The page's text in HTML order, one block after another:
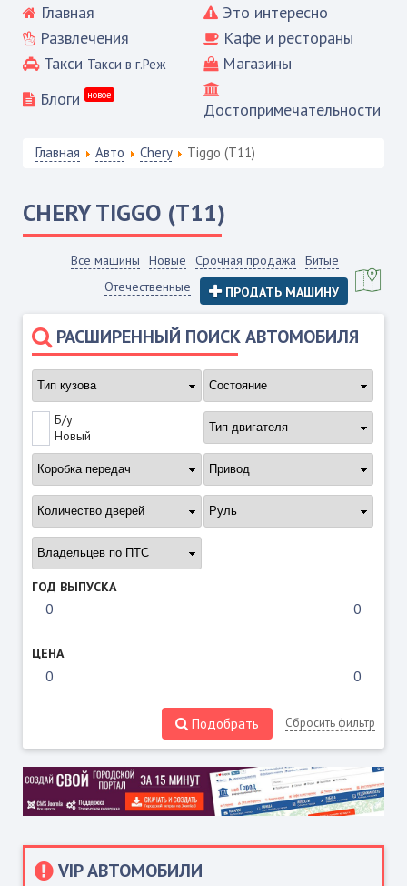
Главная
Это интересно
Развлечения
Кафе и рестораны
Такси Такси в г.Реж
Магазины
Блоги
новое
Достопримечательности
Главная Авто Chery Tiggo (T11)
VIP АВТОМОБИЛИ
CHERYTIGGO (T11)
Все машины Новые Срочная продажа
Битые
Отечественные
ПРОДАТЬ МАШИНУ
РАСШИРЕННЫЙ ПОИСК АВТОМОБИЛЯ
Б/у
Новый
ГОД ВЫПУСКА
ЦЕНА
Подобрать Сбросить фильтр